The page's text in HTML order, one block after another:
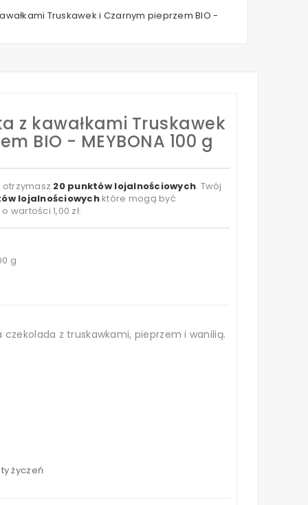
Truskawek i Czarnym pieprzem BIO -
z kawałkami Truskawek
BIO - MEYBONA 100 g
20punktów lojalnościowych. Twój
lojalnościowychktóre mogą być
o wartości1,00 zł.
g
czekolada z truskawkami, pieprzem i wanilią.
życzeń